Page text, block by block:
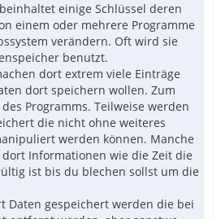
einige Schlüssel deren
einem oder mehrere Programme
verändern. Oft wird sie
benutzt.
dort extrem viele Einträge
dort speichern wollen. Zum
Programms. Teilweise werden
die nicht ohne weiteres
werden können. Manche
Informationen wie die Zeit die
ist bis du blechen sollst um die
Daten gespeichert werden die bei